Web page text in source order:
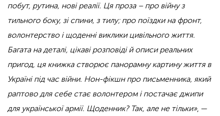
побут, рутина, нові реалії. Ця проза – про війну з
тильного боку, зі спини, з тилу; про поїздки на фронт,
волонтерство і щоденні виклики цивільного життя.
Багата на деталі, цікаві розповіді й описи реальних
пригод, ця книжка створює панорамну картину життя в
Україні під час війни. Нон-фікшн про письменника, який
раптово для себе стає волонтером і постачає джипи
для української армії. Щоденник? Так, але не тільки», —